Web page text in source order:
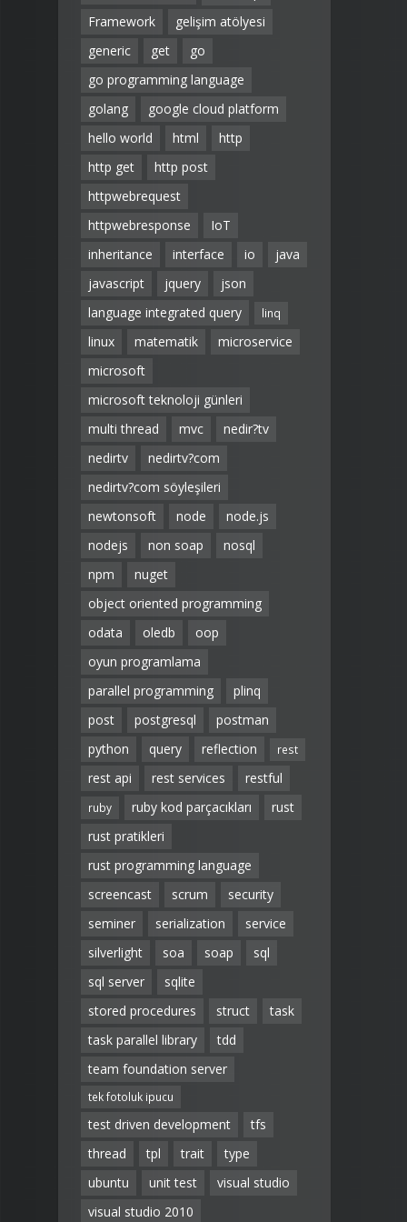
Framework
gelişim atölyesi
generic
get
go
go programming language
golang
google cloud platform
hello world
html
http
http get
http post
httpwebrequest
httpwebresponse
IoT
inheritance
interface io
java
javascript
jquery
json
language integrated query
linq
linux matematik
microservice
microsoft
microsoft teknoloji günleri
multi thread
mvc
nedir?tv
nedirtv
nedirtv?com
nedirtv?com söyleşileri
newtonsoft
node
node.js
nodejs
non soap
nosql
npm
nuget
object oriented programming
odata
oledb
oop
oyun programlama
parallel programming
plinq
post
postgresql
postman
python
query reflection rest
rest api rest services restful
ruby ruby kod parçacıkları
rust
rust pratikleri
rust programming language
screencast
scrum
security
seminer
serialization
service
silverlight
soa soap
sql
sql server
sqlite
stored procedures
struct
task
task parallel library
tdd
team foundation server
tek fotoluk ipucu
test driven development
tfs
thread
tpl trait
type
ubuntu
unit test
visual studio
visual studio 2010